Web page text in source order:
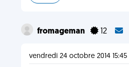
fromageman 12
vendredi 24 octobre 2014 15:45